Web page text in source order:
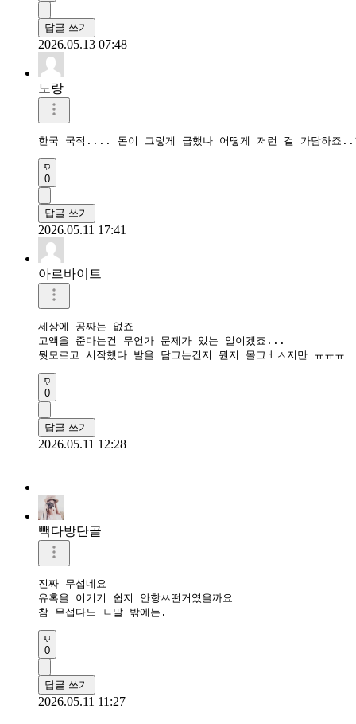
답글 쓰기
2026.05.13 07:48
노랑
한국 국적.... 돈이 그렇게 급했나 어떻게 저런 걸 가담하죠
0
답글 쓰기
2026.05.11 17:41
아르바이트
세상에 공짜는 없죠
고액을 준다는건 무언가 문제가 있는 일이겠죠...
뭣모르고 시작했다 발을 담그는건지 뭔지 몰그ㅔㅅ지만 ㅠㅠㅠ
0
답글 쓰기
2026.05.11 12:28
빽다방단골
진짜 무섭네요
유혹을 이기기 쉽지 안항ㅆ떤거였을까요
참 무섭다느 ㄴ말 밖에는.
0
답글 쓰기
2026.05.11 11:27